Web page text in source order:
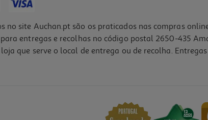
no site Auchan.pt são os praticados nas compras
entregas e recolhas no código postal 2650-435
que serve o local de entrega ou de recolha.